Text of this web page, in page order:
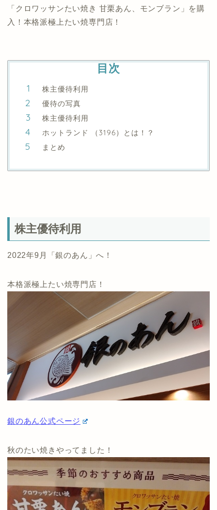
「クロワッサンたい焼き 甘栗あん、モンブラン」を購
入！本格派極上たい焼専門店！
目次
株主優待利用
優待の写真
株主優待利用
ホットランド （3196）とは！？
まとめ
株主優待利用
2022年9月「銀のあん」へ！
本格派極上たい焼専門店！
銀のあん公式ページ
秋のたい焼きやってました！